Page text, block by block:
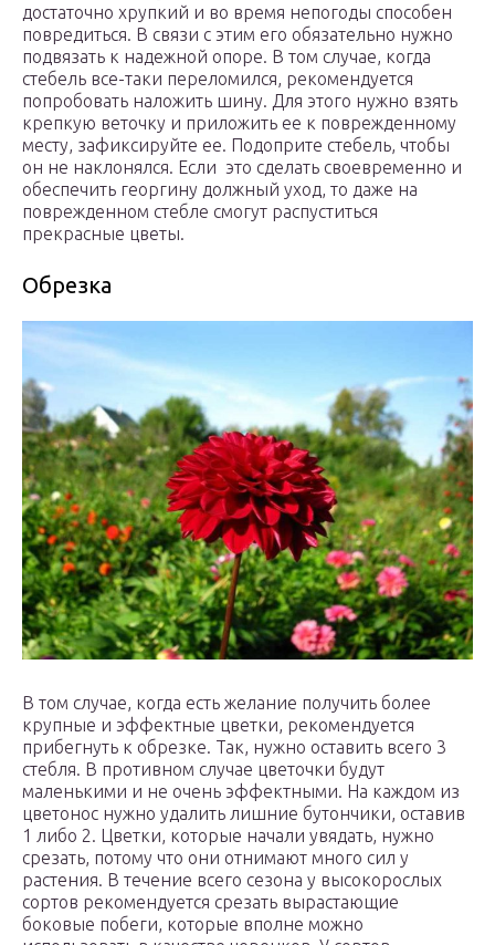
достаточно хрупкий и во время непогоды способен
повредиться. В связи с этим его обязательно нужно
подвязать к надежной опоре. В том случае, когда
стебель все-таки переломился, рекомендуется
попробовать наложить шину. Для этого нужно взять
крепкую веточку и приложить ее к поврежденному
месту, зафиксируйте ее. Подоприте стебель, чтобы
он не наклонялся. Если это сделать своевременно и
обеспечить георгину должный уход, то даже на
поврежденном стебле смогут распуститься
прекрасные цветы.
Обрезка
В том случае, когда есть желание получить более
крупные и эффектные цветки, рекомендуется
прибегнуть к обрезке. Так, нужно оставить всего 3
стебля. В противном случае цветочки будут
маленькими и не очень эффектными. На каждом из
цветонос нужно удалить лишние бутончики, оставив
1 либо 2. Цветки, которые начали увядать, нужно
срезать, потому что они отнимают много сил у
растения. В течение всего сезона у высокорослых
сортов рекомендуется срезать вырастающие
боковые побеги, которые вполне можно